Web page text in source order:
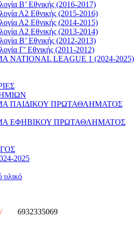
Β’ Εθνικής (2016-2017)
Α2 Εθνικής (2015-2016)
Α2 Εθνικής (2014-2015)
Α2 Εθνικής (2013-2014)
Β’ Εθνικής (2012-2013)
Γ’ Εθνικής (2011-2012)
LEAGUE 1 (2024-2025)
ΠΑΙΔΙΚΟΥ ΠΡΩΤΑΘΛΗΜΑΤΟΣ
ΕΦΗΒΙΚΟΥ ΠΡΩΤΑΘΛΗΜΑΤΟΣ
2025
υλικό
/ 6932335069